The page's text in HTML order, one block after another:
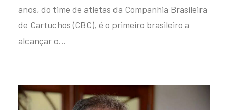
anos, do time de atletas da Companhia Brasileira
de Cartuchos (CBC), é o primeiro brasileiro a
alcançar o…